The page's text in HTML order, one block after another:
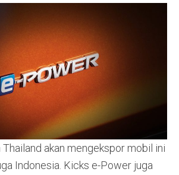
Thailand akan mengekspor mobil ini
Indonesia. Kicks e-Power juga